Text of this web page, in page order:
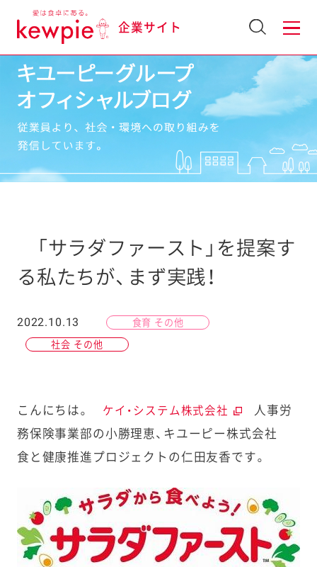
企業サイト
「サラダファースト」を提案す
る私たちが、まず実践！
2022.10.13 食育 その他
社会 その他
こんにちは。 ケイ・システム株式会社
人事労
務保険事業部の小勝理恵、キユーピー株式会社
食と健康推進プロジェクトの仁田友香です。